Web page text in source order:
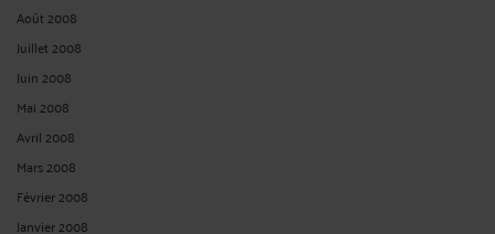
Août 2008
Juillet 2008
Juin 2008
Mai 2008
Avril 2008
Mars 2008
Février 2008
Janvier 2008